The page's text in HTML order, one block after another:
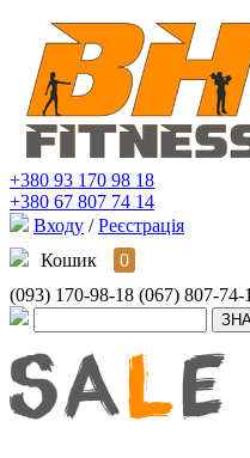
+380 93 170 98 18
+380 67 807 74 14
Входу / Реєстрація
Кошик
0
(093) 170-98-18 (067) 807-74-